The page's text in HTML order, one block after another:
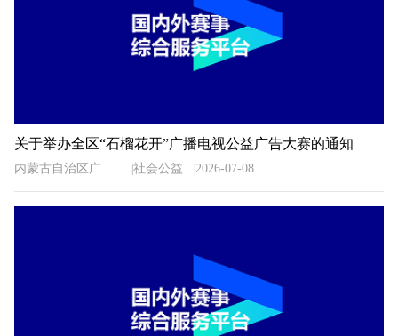
关于举办全区“石榴花开”广播电视公益广告大赛的通知
内蒙古自治区广播电视局 社会公益 2026-07-08